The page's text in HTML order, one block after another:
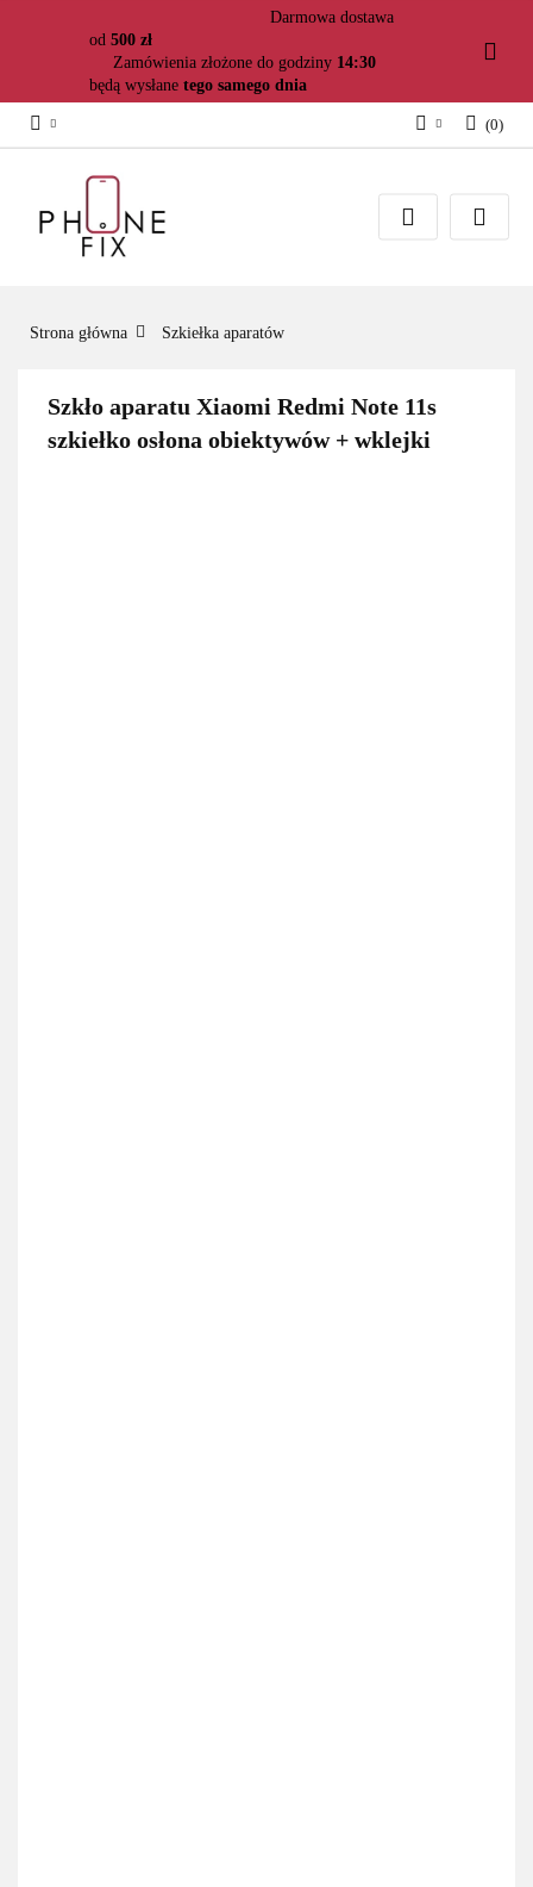
Darmowa dostawa
od 500 zł
Zamówienia złożone do godziny 14:30
będą wysłane tego samego dnia
Załóż konto
(0)
Strona główna Szkiełka aparatów
Szkło aparatu Xiaomi Redmi Note 11s
szkiełko osłona obiektywów + wklejki